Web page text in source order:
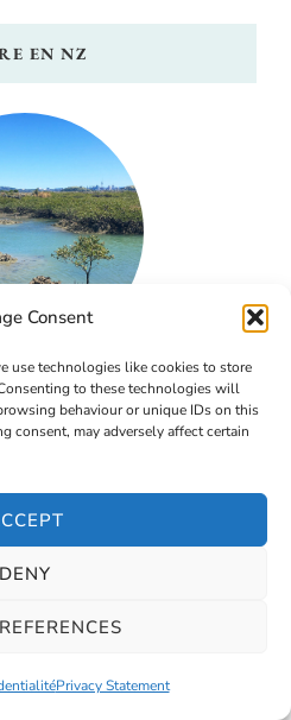
Consent
use technologies like cookies to store
to these technologies will
behaviour or unique IDs on this
consent, may adversely affect certain
DENY
Privacy Statement
EN NZ
sur la vie en NZ
ROUMANIE